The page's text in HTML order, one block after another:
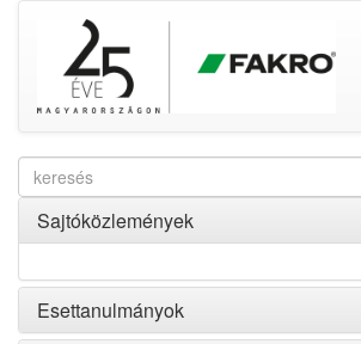
Sajtóközlemények
Esettanulmányok